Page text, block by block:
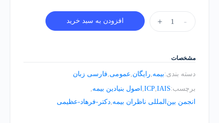
مقدمه
ای
اصول
انجمن
-
+ افزودن به سبد خرید
مشخصات
دسته بندی:بیمه,رایگان,عمومی,فارسی زبان
برچسب:IAIS
,
ICP
, اصول بنیادین بیمه,
انجمن بین‌المللی ناظران بیمه,دکتر-فرهاد-عظیمی